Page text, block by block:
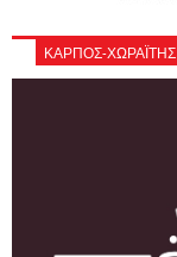
ΚΑΡΠΟΣ-ΧΩΡΑΪΤΗΣ